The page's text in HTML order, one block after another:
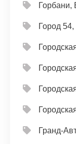
Город
Гранд-